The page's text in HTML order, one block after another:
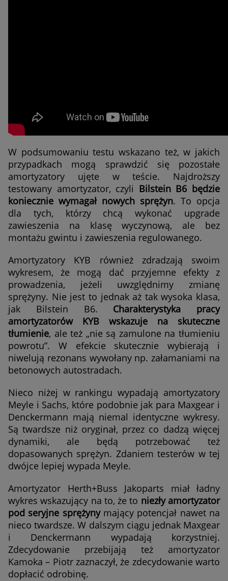
W podsumowaniu testu wskazano też, w jakich
przypadkach mogą sprawdzić się pozostałe
amortyzatory ujęte w teście. Najdroższy
testowany amortyzator, czyli Bilstein B6 będzie
koniecznie wymagał nowych sprężyn. To opcja
dla tych, którzy chcą wykonać upgrade
zawieszenia na klasę wyczynową, ale bez
montażu gwintu i zawieszenia regulowanego.
Amortyzatory KYB również zdradzają swoim
wykresem, że mogą dać przyjemne efekty z
prowadzenia, jeżeli uwzględnimy zmianę
sprężyny. Nie jest to jednak aż tak wysoka klasa,
jak Bilstein B6. Charakterystyka pracy
amortyzatorów KYB wskazuje na skuteczne
tłumienie, ale też „nie są zamulone na tłumieniu
powrotu”. W efekcie skutecznie wybierają i
niwelują rezonans wywołany np. załamaniami na
betonowych autostradach.
Nieco niżej w rankingu wypadają amortyzatory
Meyle i Sachs, które podobnie jak para Maxgear i
Denckermann mają niemal identyczne wykresy.
Są twardsze niż oryginał, przez co dadzą więcej
dynamiki, ale będą potrzebować też
dopasowanych sprężyn. Zdaniem testerów w tej
dwójce lepiej wypada Meyle.
Amortyzator Herth+Buss Jakoparts miał ładny
wykres wskazujący na to, że to niezły amortyzator
pod seryjne sprężynymający potencjał nawet na
nieco twardsze. W dalszym ciągu jednak Maxgear
i Denckermann wypadają korzystniej.
Zdecydowanie przebijają też amortyzator
Kamoka – Piotr zaznaczył, że zdecydowanie warto
dopłacić odrobinę.